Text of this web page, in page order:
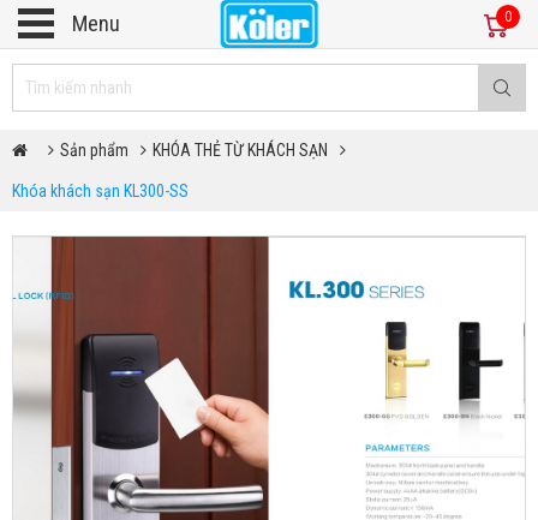
0
Menu
Sản phẩm KHÓA THẺ TỪ KHÁCH SẠN
Khóa khách sạn KL300-SS